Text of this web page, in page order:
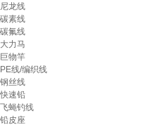
尼龙线
碳素线
碳氟线
大力马
巨物竿
PE线/编织线
钢丝线
快速铅
飞蝇钓线
铅皮座